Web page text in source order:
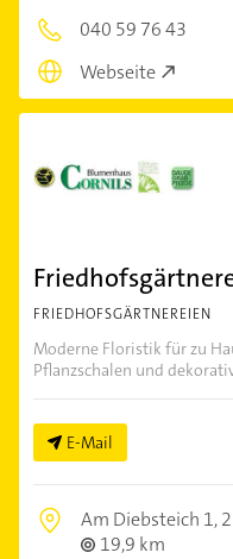
040 59 76 43
Webseite
FRIEDHOFSGÄRTNEREIEN
Moderne Floristik für zu
Pflanzschalen und
E-Mail
Am Diebsteich 1,
19,9 km